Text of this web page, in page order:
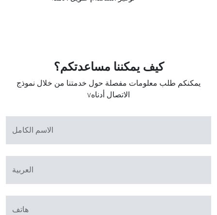
كيف يمكننا مساعدتكم؟
يمكنكم طلب معلومات مفصلة حول خدمتنا من خلال نموذج
الاتصال أدناهv
الاسم الكامل
العربية
هاتف